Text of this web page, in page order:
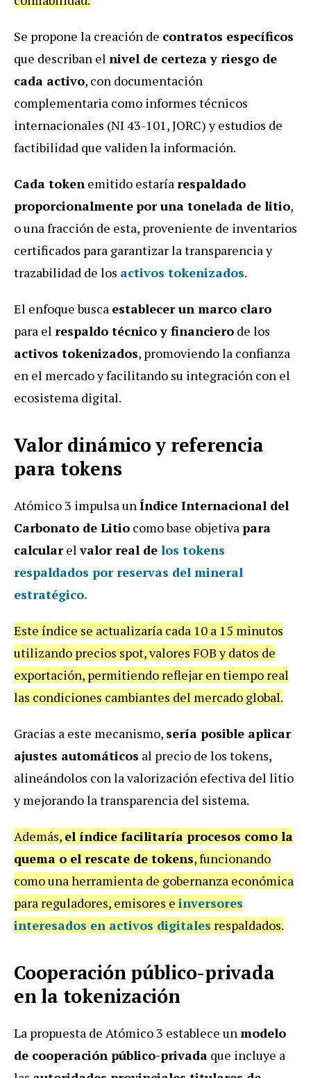
Se propone la creación de contratos específicos
que describan el nivel de certeza y riesgo de
cada activo, con documentación
complementaria como informes técnicos
internacionales (NI 43-101, JORC) y estudios de
factibilidad que validen la información.
Cada token emitido estaríarespaldado
proporcionalmentepor una tonelada de litio,
o una fracción de esta, proveniente de inventarios
certificados para garantizar la transparencia y
trazabilidad de los activos tokenizados.
El enfoque busca establecer un marco claro
para el respaldo técnico y financiero de los
activos tokenizados, promoviendo la confianza
en el mercado y facilitando su integración con el
ecosistema digital.
Valor dinámico y referencia
para tokens
Atómico 3 impulsa unÍndice Internacional del
Carbonato de Litio como base objetivapara
calcularelvalor real de los tokens
respaldados por reservas del mineral
estratégico.
Este índice se actualizaría cada 10 a 15 minutos
utilizando precios spot, valores FOB y datos de
exportación, permitiendo reflejar en tiempo real
las condiciones cambiantes del mercado global.
Gracias a este mecanismo, sería posible aplicar
ajustes automáticos al precio de los tokens,
alineándolos con la valorización efectiva del litio
y mejorando la transparencia del sistema.
Además, el índice facilitaría procesos como la
quema o el rescate de tokens, funcionando
como una herramienta de gobernanza económica
para reguladores, emisores e inversores
interesados en activos digitales respaldados.
Cooperación público-privada
en la tokenización
La propuesta de Atómico 3 establece unmodelo
de cooperación público-privada que incluye a